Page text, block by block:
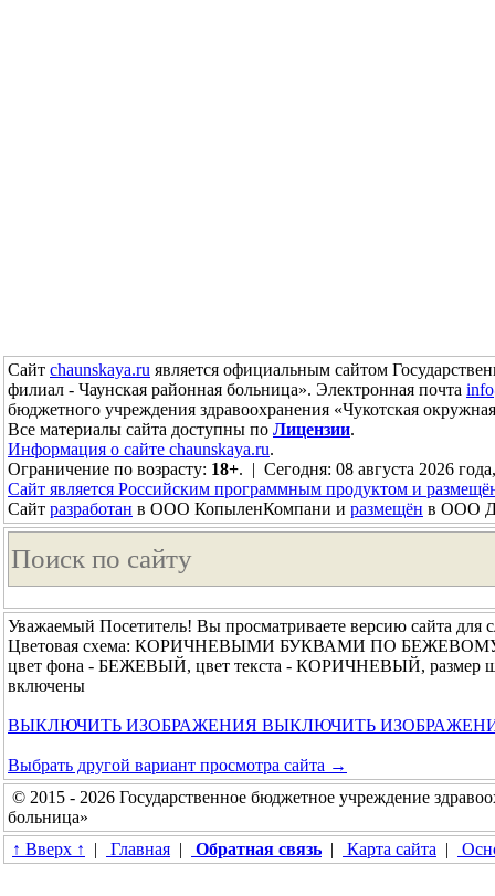
Сайт chaunskaya.ru является официальным сайтом
филиал - Чаунская районная больница». Электронная почта
бюджетного учреждения здравоохранения «Чукотская
Все материалы сайта доступны по Лицензии.
Информация о сайте chaunskaya.ru.
Ограничение по возрасту: 18+. | Сегодня: 08 августа 2026
Сайт является Российским программным продуктом и
Сайт разработан в ООО КопыленКомпани и размещён в ООО
Уважаемый Посетитель! Вы просматриваете версию сайта для
Цветовая схема: КОРИЧНЕВЫМИ БУКВАМИ ПО
цвет фона - БЕЖЕВЫЙ, цвет текста - КОРИЧНЕВЫЙ, размер
включены
ВЫКЛЮЧИТЬ ИЗОБРАЖЕНИЯ ВЫКЛЮЧИТЬ
Выбрать другой вариант просмотра сайта →
© 2015 - 2026 Государственное бюджетное учреждение
больница»
↑ Вверх ↑
| Главная | Обратная связь | Карта сайта |